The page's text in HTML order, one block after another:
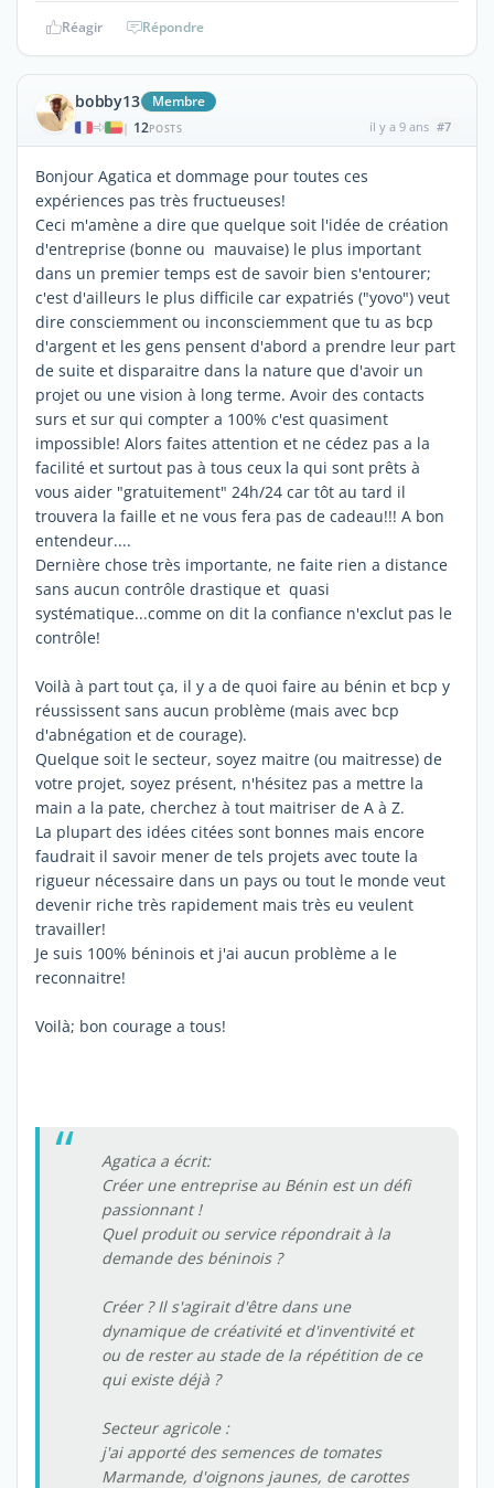
Réagir Répondre
bobby13 Membre
| 12POSTS il y a 9 ans #7
Bonjour Agatica et dommage pour toutes ces
expériences pas très fructueuses!
Ceci m'amène a dire que quelque soit l'idée de création
d'entreprise (bonne ou mauvaise) le plus important
dans un premier temps est de savoir bien s'entourer;
c'est d'ailleurs le plus difficile car expatriés ("yovo") veut
dire consciemment ou inconsciemment que tu as bcp
d'argent et les gens pensent d'abord a prendre leur part
de suite et disparaitre dans la nature que d'avoir un
projet ou une vision à long terme. Avoir des contacts
surs et sur qui compter a 100% c'est quasiment
impossible! Alors faites attention et ne cédez pas a la
facilité et surtout pas à tous ceux la qui sont prêts à
vous aider "gratuitement" 24h/24 car tôt au tard il
trouvera la faille et ne vous fera pas de cadeau!!! A bon
entendeur....
Dernière chose très importante, ne faite rien a distance
sans aucun contrôle drastique et quasi
systématique...comme on dit la confiance n'exclut pas le
contrôle!
Voilà à part tout ça, il y a de quoi faire au bénin et bcp y
réussissent sans aucun problème (mais avec bcp
d'abnégation et de courage).
Quelque soit le secteur, soyez maitre (ou maitresse) de
votre projet, soyez présent, n'hésitez pas a mettre la
main a la pate, cherchez à tout maitriser de A à Z.
La plupart des idées citées sont bonnes mais encore
faudrait il savoir mener de tels projets avec toute la
rigueur nécessaire dans un pays ou tout le monde veut
devenir riche très rapidement mais très eu veulent
travailler!
Je suis 100% béninois et j'ai aucun problème a le
reconnaitre!
Voilà; bon courage a tous!
Agatica a écrit:
Créer une entreprise au Bénin est un défi
passionnant !
Quel produit ou service répondrait à la
demande des béninois ?
Créer ? Il s'agirait d'être dans une
dynamique de créativité et d'inventivité et
ou de rester au stade de la répétition de ce
qui existe déjà ?
Secteur agricole :
j'ai apporté des semences de tomates
Marmande, d'oignons jaunes, de carottes